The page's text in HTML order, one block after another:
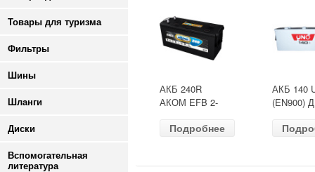
Товары для туризма
Фильтры
Шины
Шланги
Диски
Вспомогательная
литература
АКБ 240R
АКОМ EFB 2-
(EN1500) ДШВ
Подробнее
АКБ 140
(EN900)
залит